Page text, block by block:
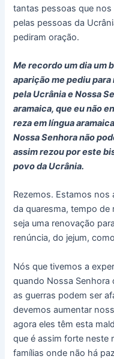
tantas pessoas que
pelas pessoas da
pediram oração.
Me recordo um dia um
aparição me pediu
pela Ucrânia e Nossa
aramaica, que eu não
reza em língua
Nossa Senhora não
assim rezou por este
povo da Ucrânia.
Rezemos. Estamos
da quaresma, tempo de
seja uma renovação
renúncia, do jejum,
Nós que tivemos a
quando Nossa Senhora
as guerras podem ser
devemos aumentar
agora eles têm esta
que é assim forte neste
famílias onde não há